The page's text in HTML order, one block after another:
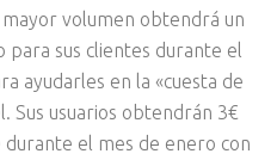
volumen obtendrá un
para sus clientes durante el
ayudarles en la «cuesta de
Sus usuarios obtendrán 3€
el mes de enero con